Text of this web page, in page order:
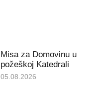
Misa za Domovinu u
požeškoj Katedrali
05.08.2026